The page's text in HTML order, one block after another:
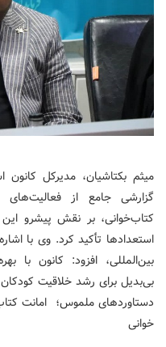
میثم بکتاشیان، مدیرکل
گزارشی جامع از
کتاب‌خوانی، بر نقش پیشرو
استعدادها تأکید کرد. وی با
بین‌المللی، افزود: کانون با
بی‌بدیل برای رشد خلاقیت
دستاوردهای ملموس؛ امانت
خوانی